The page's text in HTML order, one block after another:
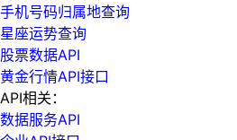
手机号码归属地查询
星座运势查询
股票数据API
黄金行情API接口
API相关：
数据服务API